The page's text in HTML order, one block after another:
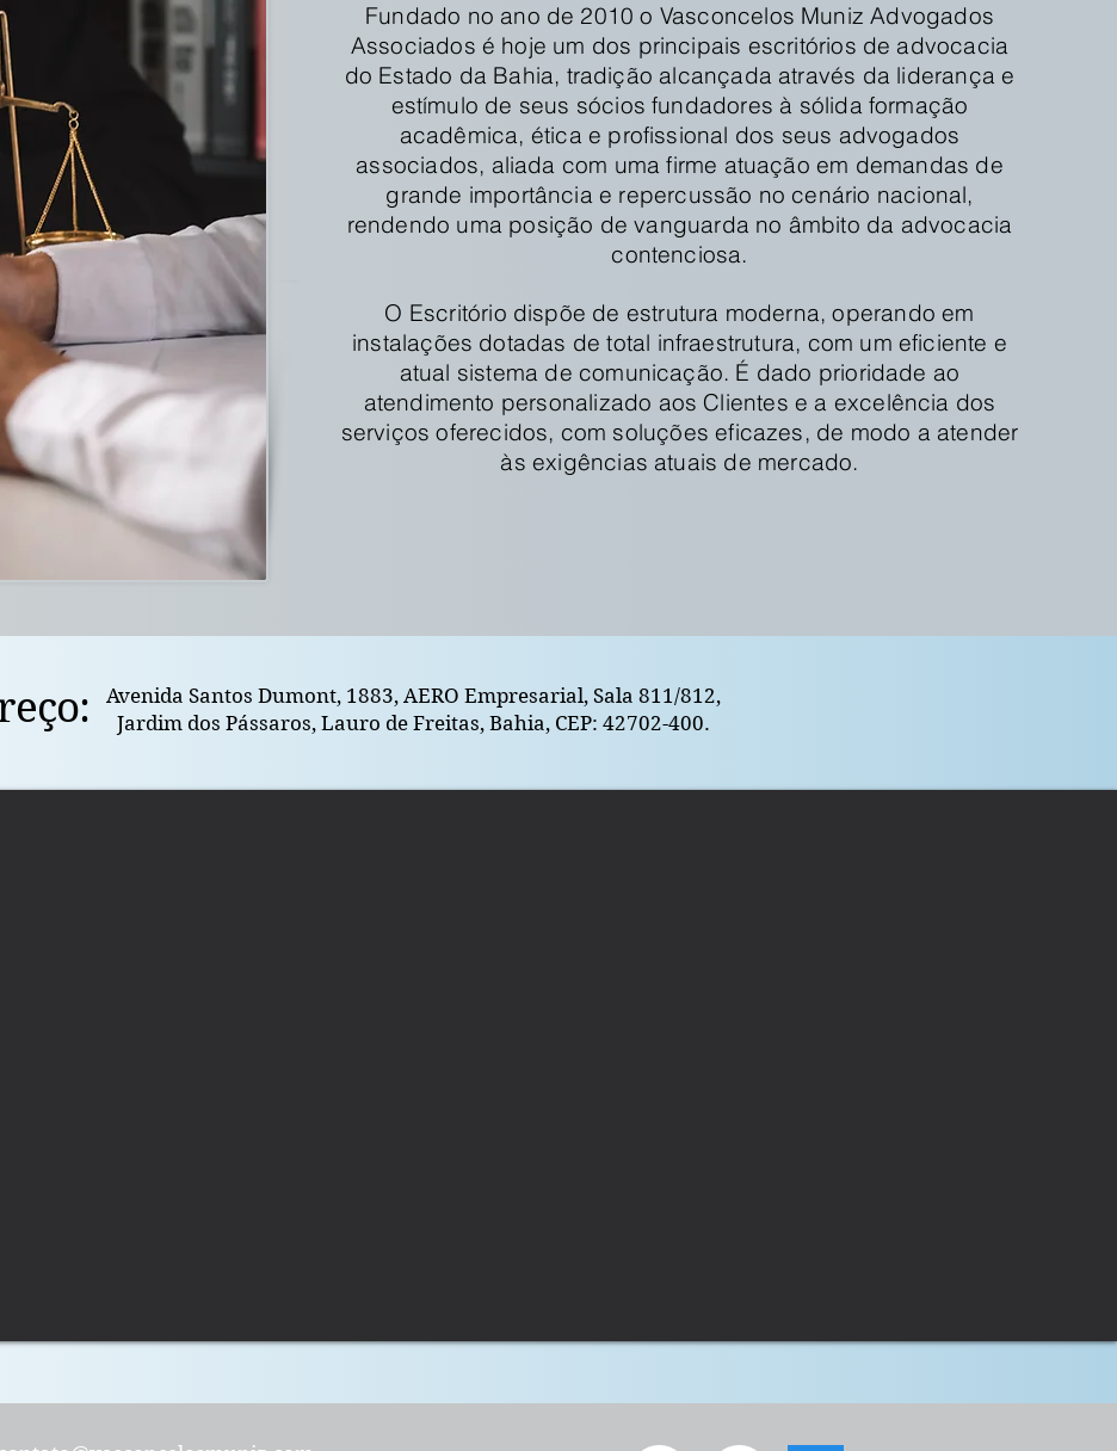
Fundado no ano de 2010 o Vasconcelos Muniz Advogados
Associados é hoje um dos principais escritórios de advocacia
do Estado da Bahia, tradição alcançada através da liderança e
estímulo de seus sócios fundadores à sólida formação
acadêmica, ética e profissional dos seus advogados
associados, aliada com uma firme atuação em demandas de
grande importância e repercussão no cenário nacional,
rendendo uma posição de vanguarda no âmbito da advocacia
contenciosa.
O Escritório dispõe de estrutura moderna, operando em
instalações dotadas de total infraestrutura, com um eficiente e
atual sistema de comunicação. É dado prioridade ao
atendimento personalizado aos Clientes e a excelência dos
serviços oferecidos, com soluções eficazes, de modo a atender
às exigências atuais de mercado.
Avenida Santos Dumont, 1883, AERO Empresarial, Sala 811/812,
Jardim dos Pássaros, Lauro de Freitas, Bahia, CEP: 42702-400.